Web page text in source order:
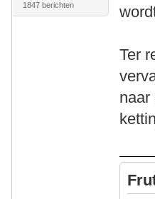
1847 berichten
Ter
naar